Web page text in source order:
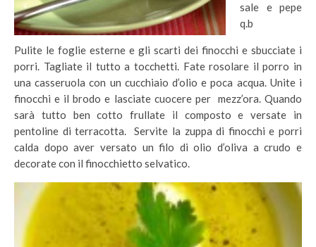
sale e pepe
q.b
Pulite le foglie esterne e gli scarti dei finocchi e sbucciate i
porri. Tagliate il tutto a tocchetti. Fate rosolare il porro in
una casseruola con un cucchiaio d’olio e poca acqua. Unite i
finocchi e il brodo e lasciate cuocere per mezz’ora. Quando
sarà tutto ben cotto frullate il composto e versate in
pentoline di terracotta. Servite la zuppa di finocchi e porri
calda dopo aver versato un filo di olio d’oliva a crudo e
decorate con il finocchietto selvatico.